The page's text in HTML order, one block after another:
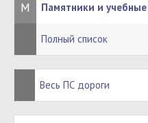
М Памятники и
Полный список
Весь ПС дороги